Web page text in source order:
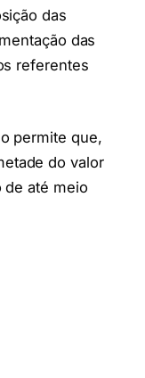
das
das
referentes
permite que,
do valor
de até meio